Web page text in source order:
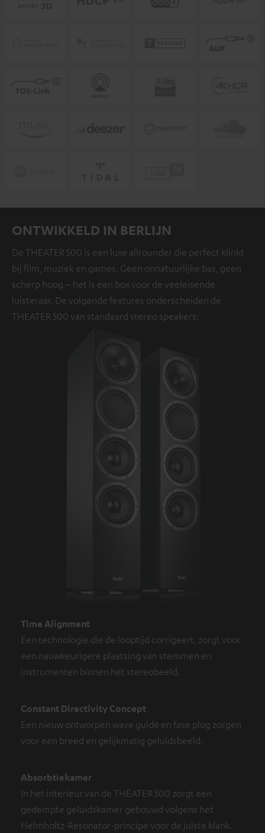
ONTWIKKELD IN BERLIJN
De THEATER 500 is een luxe allrounder die perfect klinkt
bij film, muziek en games. Geen onnatuurlijke bas, geen
scherp hoog – het is een box voor de veeleisende
luisteraar. De volgende features onderscheiden de
THEATER 500 van standaard stereo speakers:
Time Alignment
Een technologie die de looptijd corrigeert, zorgt voor
een nauwkeurigere plaatsing van stemmen en
instrumenten binnen het stereobeeld.
Constant Directivity Concept
Een nieuw ontworpen wave guide en fase plug zorgen
voor een breed en gelijkmatig geluidsbeeld.
Absorbtiekamer
In het interieur van de THEATER 500 zorgt een
gedempte geluidskamer gebouwd volgens het
Helmholtz-Resonator-principe voor de juiste klank.